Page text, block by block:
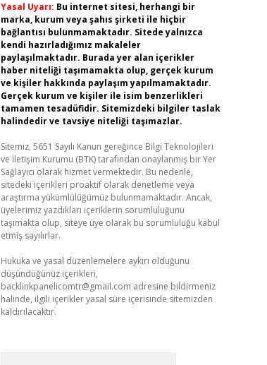
Yasal Uyarı: Bu internet sitesi, herhangi bir
marka, kurum veya şahıs şirketi ile hiçbir
bağlantısı bulunmamaktadır. Sitede yalnızca
kendi hazırladığımız makaleler
paylaşılmaktadır. Burada yer alan içerikler
haber niteliği taşımamakta olup, gerçek kurum
ve kişiler hakkında paylaşım yapılmamaktadır.
Gerçek kurum ve kişiler ile isim benzerlikleri
tamamen tesadüfidir. Sitemizdeki bilgiler taslak
halindedir ve tavsiye niteliği taşımazlar.
Sitemiz, 5651 Sayılı Kanun gereğince Bilgi Teknolojileri
ve İletişim Kurumu (BTK) tarafından onaylanmış bir Yer
Sağlayıcı olarak hizmet vermektedir. Bu nedenle,
sitedeki içerikleri proaktif olarak denetleme veya
araştırma yükümlülüğümüz bulunmamaktadır. Ancak,
üyelerimiz yazdıkları içeriklerin sorumluluğunu
taşımakta olup, siteye üye olarak bu sorumluluğu kabul
etmiş sayılırlar.
Hukuka ve yasal düzenlemelere aykırı olduğunu
düşündüğünüz içerikleri,
backlinkpanelicomtr@gmail.com adresine bildirmeniz
halinde, ilgili içerikler yasal süre içerisinde sitemizden
kaldırılacaktır.